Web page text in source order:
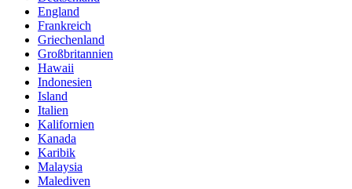
England
Frankreich
Griechenland
Großbritannien
Hawaii
Indonesien
Island
Italien
Kalifornien
Kanada
Karibik
Malaysia
Malediven